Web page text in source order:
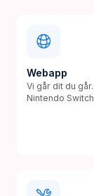
Webapp
Vi går dit du
Nintendo